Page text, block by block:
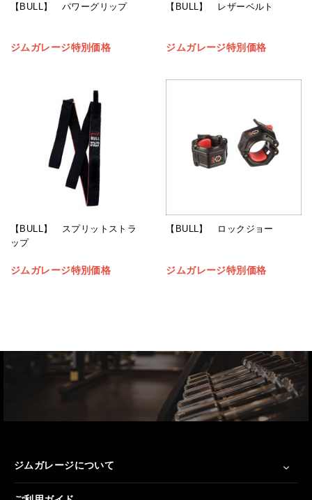
【BULL】 パワーグリップ
ジムガレージ特別価格
【BULL】 レザーベルト
ジムガレージ特別価格
【BULL】 スプリットストラ
ップ
ジムガレージ特別価格
【BULL】 ロックジョー
ジムガレージ特別価格
ジムガレージについて